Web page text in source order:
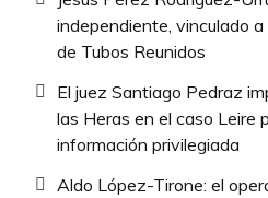
independiente, vinculado
de Tubos Reunidos
El juez Santiago Pedraz
las Heras en el caso Leire
información privilegiada
Aldo López-Tirone: el